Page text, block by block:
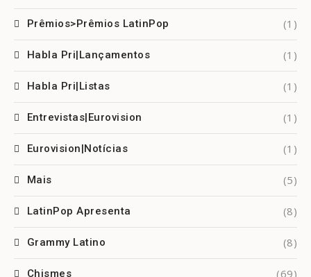
Prêmios>Prêmios LatinPop (1)
Habla Pri|Lançamentos (1)
Habla Pri|Listas (1)
Entrevistas|Eurovision (1)
Eurovision|Notícias (1)
Mais (5)
LatinPop Apresenta (8)
Grammy Latino (8)
Chismes (69)